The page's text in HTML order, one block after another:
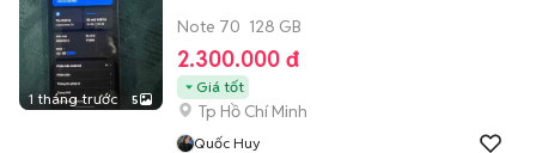
1 tháng trước 5
Note 70 128 GB
2.300.000 đ
Giá tốt
Tp Hồ Chí Minh
Quốc Huy